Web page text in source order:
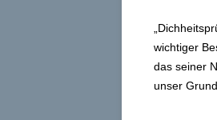
wichtiger
das seiner
unser